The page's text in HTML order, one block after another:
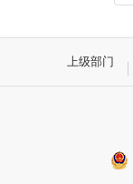
上级部门